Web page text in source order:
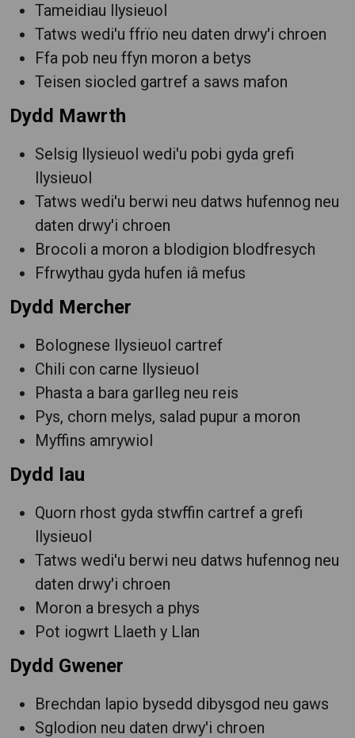
Tameidiau llysieuol
Tatws wedi'u ffrïo neu daten drwy'i chroen
Ffa pob neu ffyn moron a betys
Teisen siocled gartref a saws mafon
Dydd Mawrth
Selsig llysieuol wedi'u pobi gyda grefi
llysieuol
Tatws wedi'u berwi neu datws hufennog neu
daten drwy'i chroen
Brocoli a moron a blodigion blodfresych
Ffrwythau gyda hufen iâ mefus
Dydd Mercher
Bolognese llysieuol cartref
Chili con carne llysieuol
Phasta a bara garlleg neu reis
Pys, chorn melys, salad pupur a moron
Myffins amrywiol
Dydd Iau
Quorn rhost gyda stwffin cartref a grefi
llysieuol
Tatws wedi'u berwi neu datws hufennog neu
daten drwy'i chroen
Moron a bresych a phys
Pot iogwrt Llaeth y Llan
Dydd Gwener
Brechdan lapio bysedd dibysgod neu gaws
Sglodion neu daten drwy'i chroen